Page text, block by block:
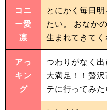
コニ
ー愛
凛
とにかく毎日
たい。 おなか
生まれてきてく
アっ
キン
グ
つわりがなく
大満足！！贅
テに行ってみた